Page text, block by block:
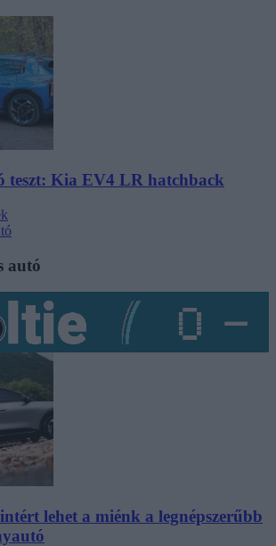
teszt: Kia EV4 LR hatchback
autó
lehet a miénk a legnépszerűbb